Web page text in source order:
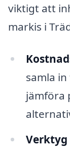
viktigt att
markis i
samla
jämföra